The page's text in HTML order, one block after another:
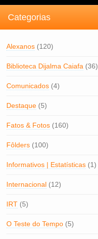
Categorias
Alexanos(120)
Biblioteca Dijalma Caiafa(36)
Comunicados(4)
Destaque(5)
Fatos & Fotos(160)
Fôlders(100)
Informativos | Estatísticas(1)
Internacional(12)
IRT(5)
O Teste do Tempo(5)